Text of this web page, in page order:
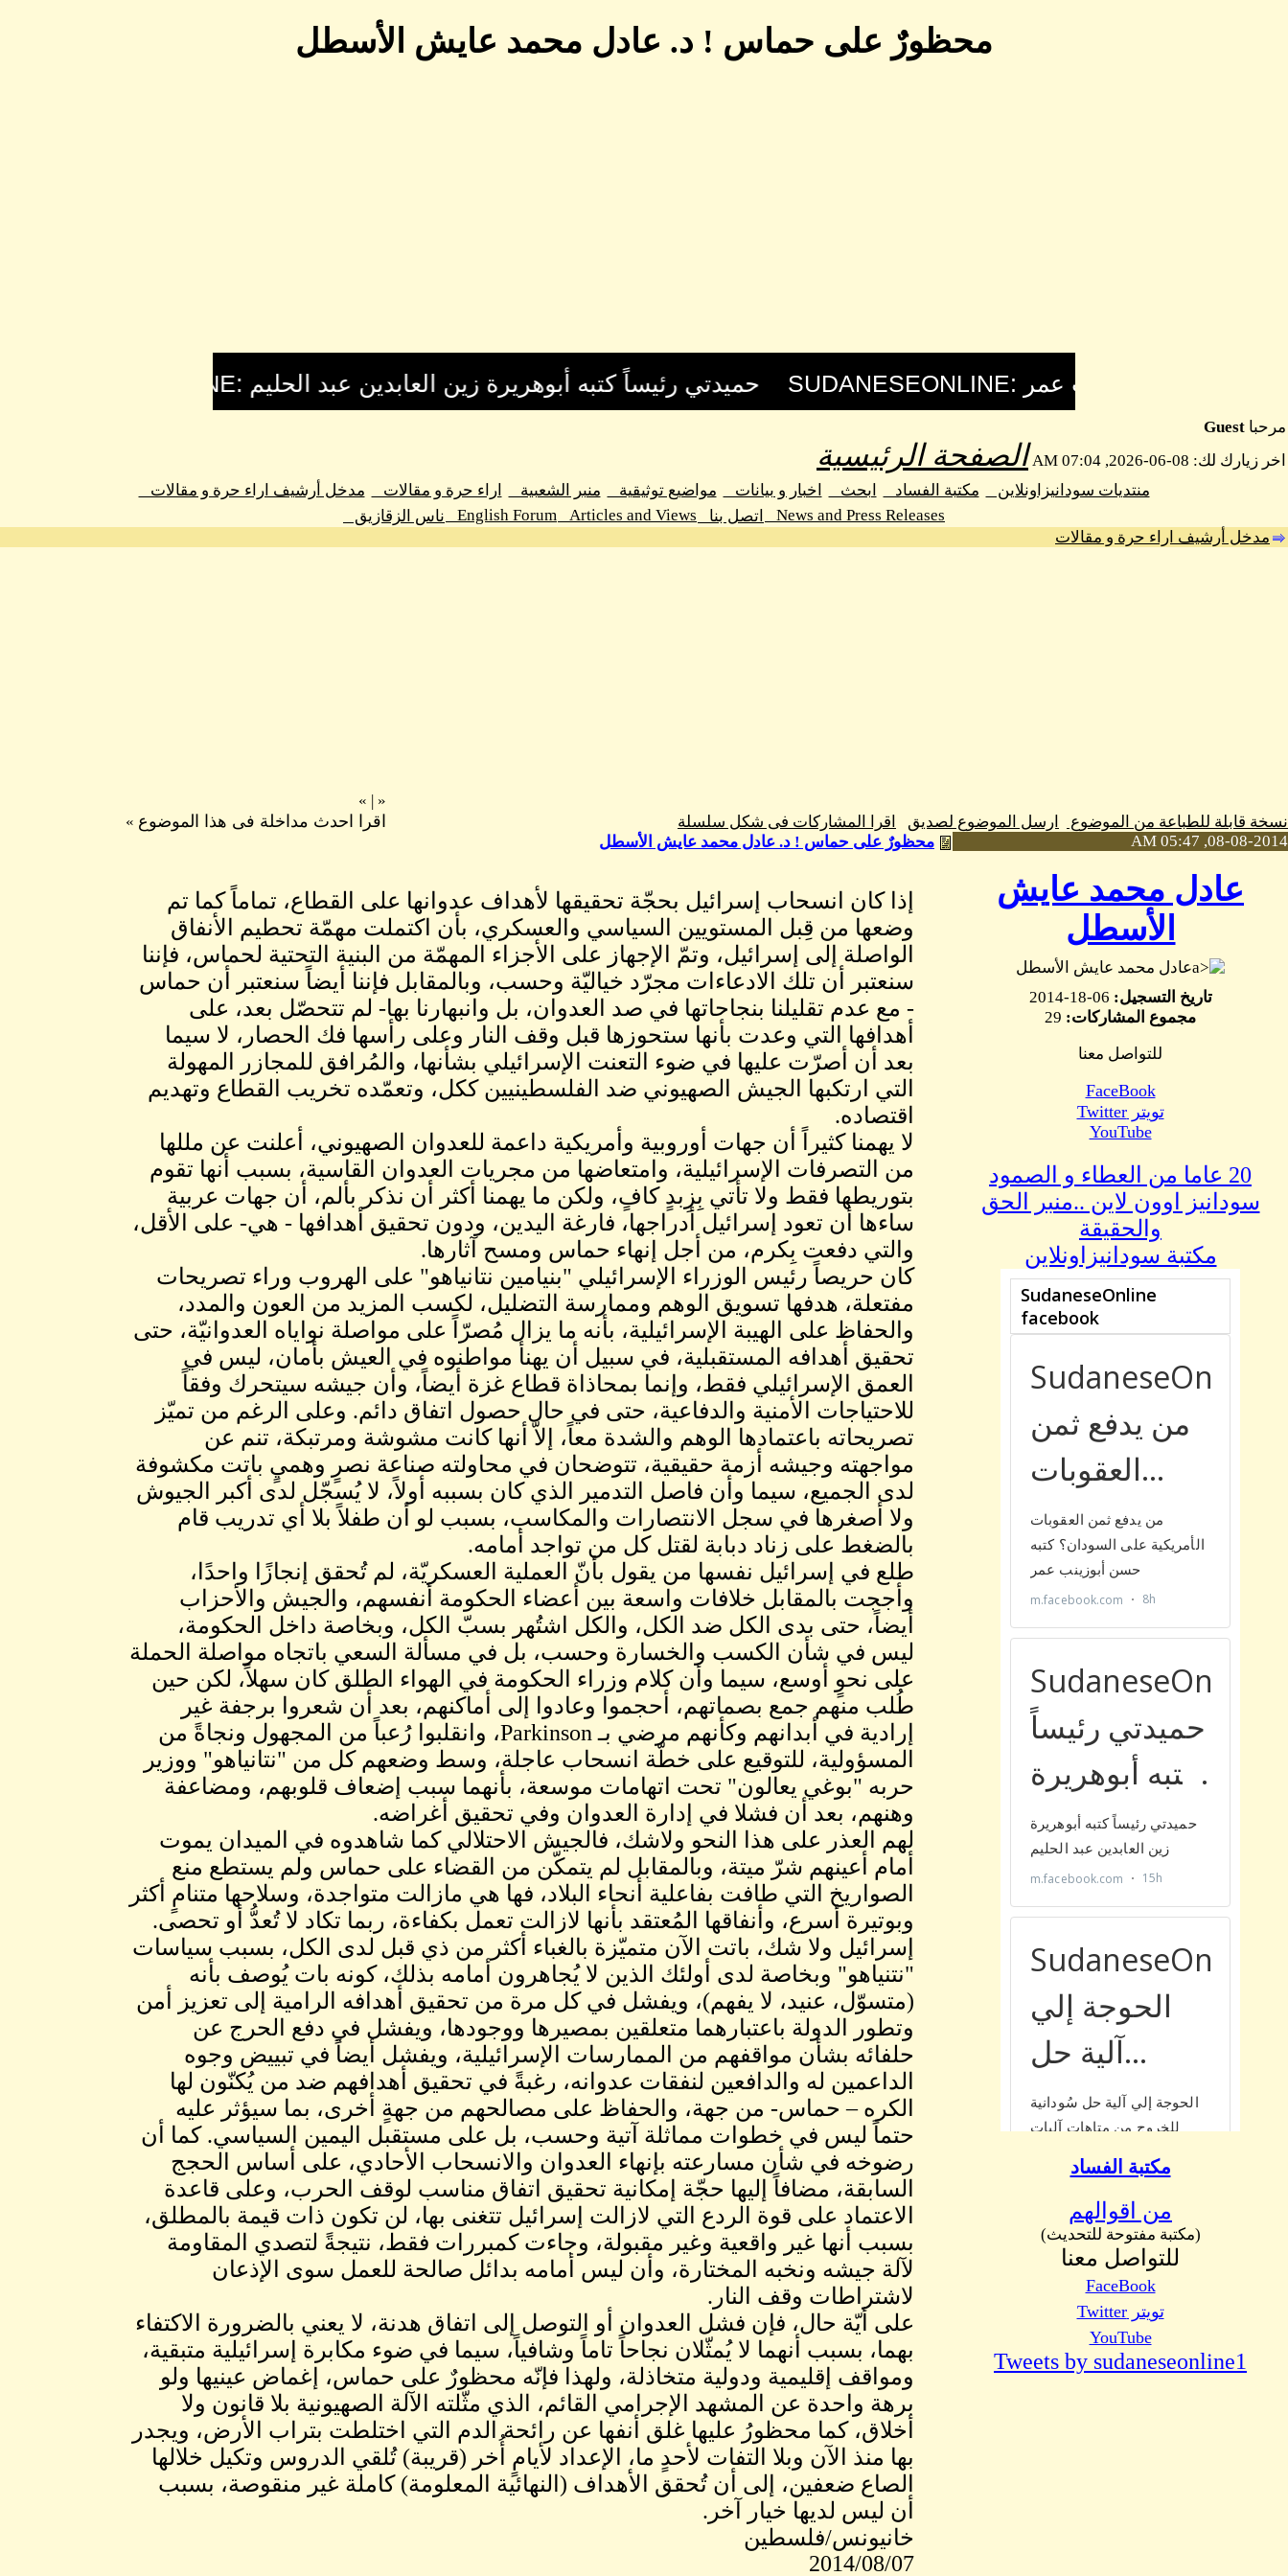
محظورٌ على حماس ! د. عادل محمد عايش الأسطل
مرحبا Guest
اخر زيارك لك: 08-06-2026, 07:04 AM
الصفحة الرئيسية
منتديات سودانيزاونلاين مكتبة الفساد ابحث اخبار و بيانات مواضيع توثيقية منبر الشعبية اراء حرة و مقالات
مدخل أرشيف اراء حرة و مقالات
News and Press Releases
اتصل بنا Articles and Views
English Forum
ناس الزقازيق
مدخل أرشيف اراء حرة و مقالات
نسخة قابلة للطباعة من الموضوع ارسل الموضوع لصديق اقرا المشاركات فى شكل سلسلة
«
|
»
اقرا احدث مداخلة فى هذا الموضوع »
08-08-2014, 05:47 AM
عادل محمد عايش
الأسطل
عادل محمد عايش الأسطل
تاريخ التسجيل:
مجموع المشاركات:
للتواصل معنا
FaceBook
تويتر Twitter
YouTube
20 عاما من العطاء و الصمود
سودانيز اوون لاين ..منبر الحق
والحقيقة
مكتبة سودانيزاونلاين
مكتبة الفساد
من اقوالهم
(مكتبة مفتوحة للتحديث)
للتواصل معنا
FaceBook
تويتر Twitter
YouTube
Tweets by sudaneseonline1
محظورٌ على حماس ! د. عادل محمد عايش الأسطل
إذا كان انسحاب إسرائيل بحجّة تحقيقها لأهداف عدوانها على القطاع، تماماً كما تم
وضعها من قِبل المستويين السياسي والعسكري، بأن اكتملت مهمّة تحطيم الأنفاق
الواصلة إلى إسرائيل، وتمّ الإجهاز على الأجزاء المهمّة من البنية التحتية لحماس، فإننا
سنعتبر أن تلك الادعاءات مجرّد خياليّة وحسب، وبالمقابل فإننا أيضاً سنعتبر أن حماس
- مع عدم تقليلنا بنجاحاتها في صد العدوان، بل وانبهارنا بها- لم تتحصّل بعد، على
أهدافها التي وعدت بأنها ستحوزها قبل وقف النار وعلى رأسها فك الحصار، لا سيما
بعد أن أصرّت عليها في ضوء التعنت الإسرائيلي بشأنها، والمُرافق للمجازر المهولة
التي ارتكبها الجيش الصهيوني ضد الفلسطينيين ككل، وتعمّده تخريب القطاع وتهديم
اقتصاده.
لا يهمنا كثيراً أن جهات أوروبية وأمريكية داعمة للعدوان الصهيوني، أعلنت عن مللها
من التصرفات الإسرائيلية، وامتعاضها من مجريات العدوان القاسية، بسبب أنها تقوم
بتوريطها فقط ولا تأتي بِزِبدٍ كافٍ، ولكن ما يهمنا أكثر أن نذكر بألم، أن جهات عربية
ساءها أن تعود إسرائيل أدراجها، فارغة اليدين، ودون تحقيق أهدافها - هي- على الأقل،
والتي دفعت بِكرم، من أجل إنهاء حماس ومسح آثارها.
كان حريصاً رئيس الوزراء الإسرائيلي "بنيامين نتانياهو" على الهروب وراء تصريحات
مفتعلة، هدفها تسويق الوهم وممارسة التضليل، لكسب المزيد من العون والمدد،
والحفاظ على الهيبة الإسرائيلية، بأنه ما يزال مُصرّاً على مواصلة نواياه العدوانيّة، حتى
تحقيق أهدافه المستقبلية، في سبيل أن يهنأ مواطنوه في العيش بأمان، ليس في
العمق الإسرائيلي فقط، وإنما بمحاذاة قطاع غزة أيضاً، وأن جيشه سيتحرك وفقاً
للاحتياجات الأمنية والدفاعية، حتى في حال حصول اتفاق دائم. وعلى الرغم من تميّز
تصريحاته باعتمادها الوهم والشدة معاً، إلاّ أنها كانت مشوشة ومرتبكة، تنم عن
مواجهته وجيشه أزمة حقيقية، تتوضحان في محاولته صناعة نصرٍ وهميٍ باتت مكشوفة
لدى الجميع، سيما وأن فاصل التدمير الذي كان بسببه أولاً، لا يُسجّل لدى أكبر الجيوش
ولا أصغرها في سجل الانتصارات والمكاسب، بسبب لو أن طفلاً بلا أي تدريب قام
بالضغط على زناد دبابة لقتل كل من تواجد أمامه.
طلع في إسرائيل نفسها من يقول بأنّ العملية العسكريّة، لم تُحقق إنجازًا واحدًا،
وأججت بالمقابل خلافات واسعة بين أعضاء الحكومة أنفسهم، والجيش والأحزاب
أيضاً، حتى بدى الكل ضد الكل، والكل اشتُهر بسبّ الكل، وبخاصة داخل الحكومة،
ليس في شأن الكسب والخسارة وحسب، بل في مسألة السعي باتجاه مواصلة الحملة
على نحوٍ أوسع، سيما وأن كلام وزراء الحكومة في الهواء الطلق كان سهلاً، لكن حين
طُلب منهم جمع بصماتهم، أحجموا وعادوا إلى أماكنهم، بعد أن شعروا برجفة غير
إرادية في أبدانهم وكأنهم مرضي بـ Parkinson، وانقلبوا رُعباً من المجهول ونجاةً من
المسؤولية، للتوقيع على خطّة انسحاب عاجلة، وسط وضعهم كل من "نتانياهو" ووزير
حربه "بوغي يعالون" تحت اتهامات موسعة، بأنهما سبب إضعاف قلوبهم، ومضاعفة
وهنهم، بعد أن فشلا في إدارة العدوان وفي تحقيق أغراضه.
لهم العذر على هذا النحو ولاشك، فالجيش الاحتلالي كما شاهدوه في الميدان يموت
أمام أعينهم شرّ ميتة، وبالمقابل لم يتمكّن من القضاء على حماس ولم يستطع منع
الصواريخ التي طافت بفاعلية أنحاء البلاد، فها هي مازالت متواجدة، وسلاحها متنامٍ أكثر
وبوتيرة أسرع، وأنفاقها المُعتقد بأنها لازالت تعمل بكفاءة، ربما تكاد لا تُعدُّ أو تحصى.
إسرائيل ولا شك، باتت الآن متميّزة بالغباء أكثر من ذي قبل لدى الكل، بسبب سياسات
"نتنياهو" وبخاصة لدى أولئك الذين لا يُجاهرون أمامه بذلك، كونه بات يُوصف بأنه
(متسوّل، عنيد، لا يفهم)، ويفشل في كل مرة من تحقيق أهدافه الرامية إلى تعزيز أمن
وتطور الدولة باعتبارهما متعلقين بمصيرها ووجودها، ويفشل في دفع الحرج عن
حلفائه بشأن مواقفهم من الممارسات الإسرائيلية، ويفشل أيضاً في تبييض وجوه
الداعمين له والدافعين لنفقات عدوانه، رغبةً في تحقيق أهدافهم ضد من يُكنّون لها
الكره – حماس- من جهة، والحفاظ على مصالحهم من جهةٍ أخرى، بما سيؤثر عليه
حتماً ليس في خطوات مماثلة آتية وحسب، بل على مستقبل اليمين السياسي. كما أن
رضوخه في شأن مسارعته بإنهاء العدوان والانسحاب الأحادي، على أساس الحجج
السابقة، مضافاً إليها حجّة إمكانية تحقيق اتفاق مناسب لوقف الحرب، وعلى قاعدة
الاعتماد على قوة الردع التي لازالت إسرائيل تتغنى بها، لن تكون ذات قيمة بالمطلق،
بسبب أنها غير واقعية وغير مقبولة، وجاءت كمبررات فقط، نتيجةً لتصدي المقاومة
لآلة جيشه ونخبه المختارة، وأن ليس أمامه بدائل صالحة للعمل سوى الإذعان
لاشتراطات وقف النار.
على أيّة حال، فإن فشل العدوان أو التوصل إلى اتفاق هدنة، لا يعني بالضرورة الاكتفاء
بهما، بسبب أنهما لا يُمثّلان نجاحاً تاماً وشافياً، سيما في ضوء مكابرة إسرائيلية متبقية،
ومواقف إقليمية ودولية متخاذلة، ولهذا فإنّه محظورٌ على حماس، إغماض عينيها ولو
برهة واحدة عن المشهد الإجرامي القائم، الذي مثّلته الآلة الصهيونية بلا قانون ولا
أخلاق، كما محظورُ عليها غلق أنفها عن رائحة الدم التي اختلطت بتراب الأرض، ويجدر
بها منذ الآن وبلا التفات لأحدٍ ما، الإعداد لأيامٍ أُخر (قريبة) تُلقي الدروس وتكيل خلالها
الصاع ضعفين، إلى أن تُحقق الأهداف (النهائية المعلومة) كاملة غير منقوصة، بسبب
أن ليس لديها خيار آخر.
خانيونس/فلسطين
2014/08/07